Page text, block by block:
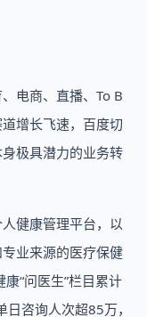
电商、直播、To B
增长飞速，百度切
极具潜力的业务转
健康管理平台，以
业来源的医疗保健
“问医生”栏目累计
咨询人次超85万，